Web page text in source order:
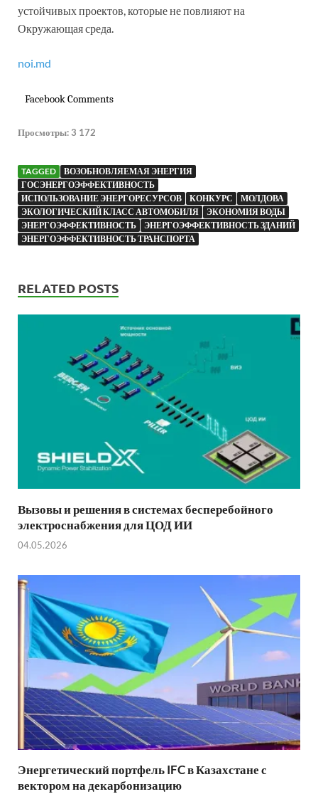
устойчивых проектов, которые не повлияют на
Окружающая среда.
noi.md
Facebook Comments
Просмотры:3 172
TAGGED
ВОЗОБНОВЛЯЕМАЯ ЭНЕРГИЯ
ГОСЭНЕРГОЭФФЕКТИВНОСТЬ
ИСПОЛЬЗОВАНИЕ ЭНЕРГОРЕСУРСОВ
КОНКУРС
МОЛДОВА
ЭКОЛОГИЧЕСКИЙ КЛАСС АВТОМОБИЛЯ
ЭКОНОМИЯ ВОДЫ
ЭНЕРГОЭФФЕКТИВНОСТЬ
ЭНЕРГОЭФФЕКТИВНОСТЬ ЗДАНИЙ
ЭНЕРГОЭФФЕКТИВНОСТЬ ТРАНСПОРТА
RELATED POSTS
Вызовы и решения в системах бесперебойного
электроснабжения для ЦОД ИИ
04.05.2026
Энергетический портфель IFC в Казахстане с
вектором на декарбонизацию